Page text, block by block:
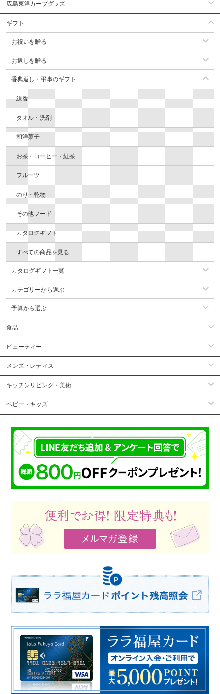
広島東洋カープグッズ
ギフト
お祝いを贈る
お返しを贈る
香典返し・弔事のギフト
線香
タオル・洗剤
和洋菓子
お茶・コーヒー・紅茶
フルーツ
のり・乾物
その他フード
カタログギフト
すべての商品を見る
カタログギフト一覧
カテゴリーから選ぶ
予算から選ぶ
食品
ビューティー
メンズ・レディス
キッチンリビング・美術
ベビー・キッズ